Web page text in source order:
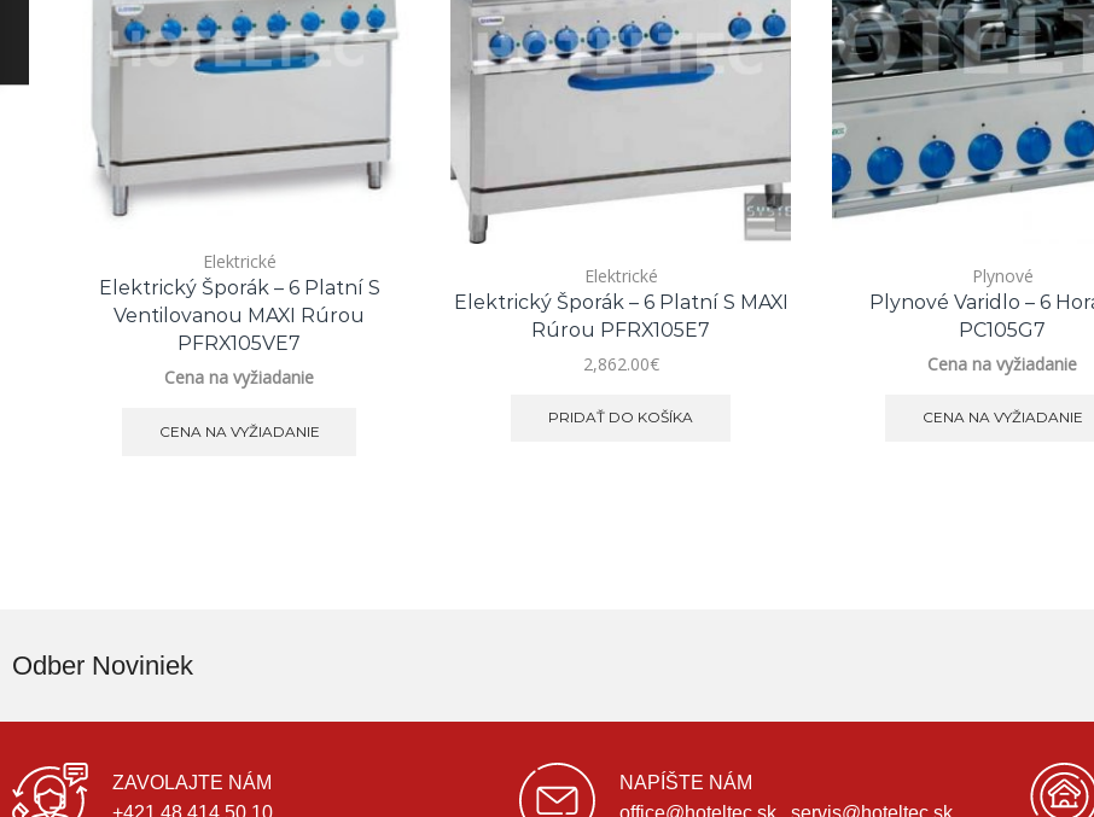
Elektrické
Elektrický Šporák – 6 Platní S
Ventilovanou MAXI Rúrou
PFRX105VE7
Cena na vyžiadanie
CENA NA VYŽIADANIE
Elektrické
Elektrický Šporák – 6 Platní S MAXI
Rúrou PFRX105E7
2,862.00€
PRIDAŤ DO KOŠÍKA
Plynové
Plynové Varidlo – 6
PC105G7
Cena na vyžiadanie
CENA NA VYŽIADANIE
Odber Noviniek
ZAVOLAJTE NÁM
NAPÍŠTE NÁM